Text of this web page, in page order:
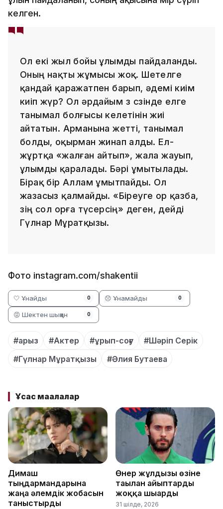
келген.
Ол екі жыл бойы ұлымды пайдаланды.
Оның нақты жұмысы жоқ. Шетелге
қандай қаражатпен барып, әдемі киім
киіп жүр? Ол әрдайым өз сөзінде елге
танымал болғысы келетінін жиі
айтатын. Арманына жетті, танымал
болды, оқырман жинап алды. Ел-
жұртқа «жалған айтып», жала жауып,
ұлымды қаралады. Бәрі ұмытылады.
Бірақ бір Аллам ұмытпайды. Ол
жазасыз қалмайды. «Біреуге ор қазба,
өзің сол орға түсерсің» деген, дейді
Гүлнар Мұратқызы.
Фото instagram.com/shakentii
🤍 Ұнайды 0 😞 Ұнамайды 0
😡 Шектен шыққан 0
#арыз #Актер #ұрып-соғу
#Шәріп Серік
#Гүлнар Мұратқызы
#Әлия Бутаева
Ұқсас мақалалар
Димаш
тыңдармандарына
жаңа әлемдік жобасын
таныстырды
Өнер жұлдызы өзіне
тағылған айыптарды
жоққа шығарды
31 шілде, 2026